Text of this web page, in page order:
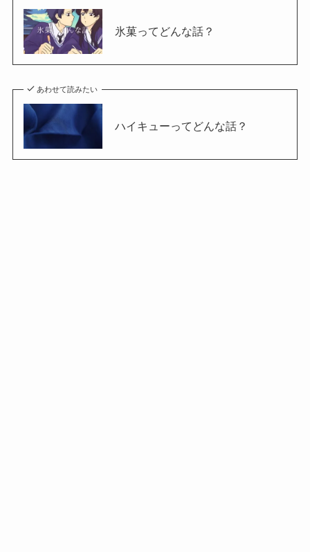
氷菓ってどんな話？
あわせて読みたい
ハイキューってどんな話？